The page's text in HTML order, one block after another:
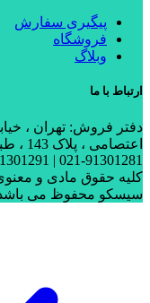
پیگیری سفارش
فروشگاه
وبلاگ
ارتباط با ما
دفتر فروش: تهران ،
اعتصامی ، پلاک 143 ، طبقه 2 ، واحد 3
021-91301281 | 021-91301291 | 09197951611 | 09383590789
کلیه حقوق مادی و
سیسکو محفوظ می